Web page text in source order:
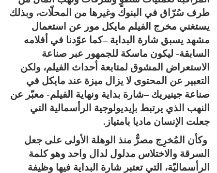
طرف سُرّاق في البنوك وغيرها من المحلّات، وبذلك
يستغني مخرج الفيلم مايكل مور عن استعمال
مشهد يسبق شارة البداية –كما عوّدنا في أفلامه
السابقة- ليكون ماسكة للجمهور عبر صناعة
الاستعراض المشوق لمتابعة أحداث الفيلم، ولكن
التعبير عن المحتوى لا يزال ميزة عند مايكل في
صناعة جينيريك –شارة بداية ونهاية الفيلم- معبّر عن
النهب الذي يرتبط بإيديولوجية الرأسمالية التي
جعلت الإنسان ماديا بامتياز.
وكأن المُخرِج مصرٌّ منذ الوهلة الأولى على جعل
السرقة والاختلاس مدلول لدال واحد وهو كلمة
الرأسماليّة، التي تعتبر شارة البداية فيها وظيفة